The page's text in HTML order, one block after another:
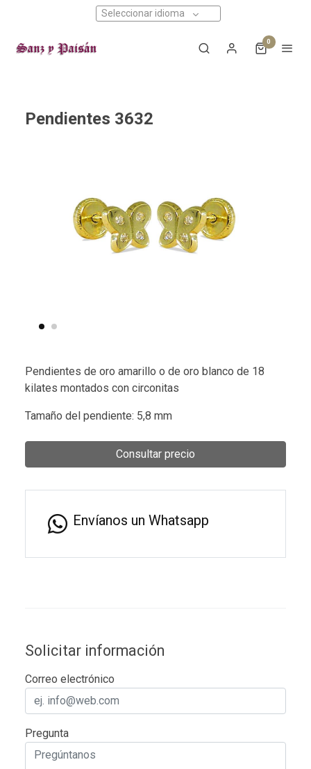
Seleccionar idioma
0
Pendientes 3632
Pendientes de oro amarillo o de oro blanco de 18
kilates montados con circonitas
Tamaño del pendiente: 5,8 mm
Consultar precio
Envíanos un Whatsapp
Solicitar información
Correo electrónico
Pregunta